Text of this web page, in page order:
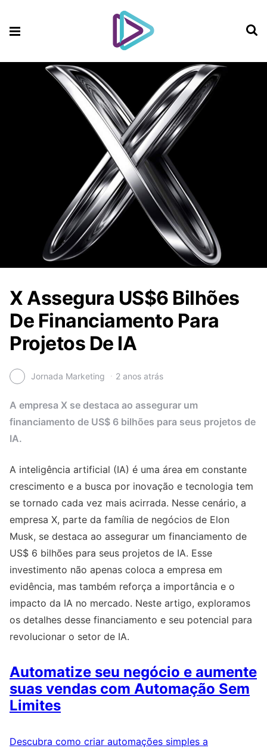
X Assegura US$6 Bilhões
De Financiamento Para
Projetos De IA
Jornada Marketing 2 anos atrás
A empresa X se destaca ao assegurar um
financiamento de US$ 6 bilhões para seus projetos de
IA.
A inteligência artificial (IA) é uma área em constante
crescimento e a busca por inovação e tecnologia tem
se tornado cada vez mais acirrada. Nesse cenário, a
empresa X, parte da família de negócios de Elon
Musk, se destaca ao assegurar um financiamento de
US$ 6 bilhões para seus projetos de IA. Esse
investimento não apenas coloca a empresa em
evidência, mas também reforça a importância e o
impacto da IA no mercado. Neste artigo, exploramos
os detalhes desse financiamento e seu potencial para
revolucionar o setor de IA.
Automatize seu negócio e aumente
suas vendas com Automação Sem
Limites
Descubra como criar automações simples a